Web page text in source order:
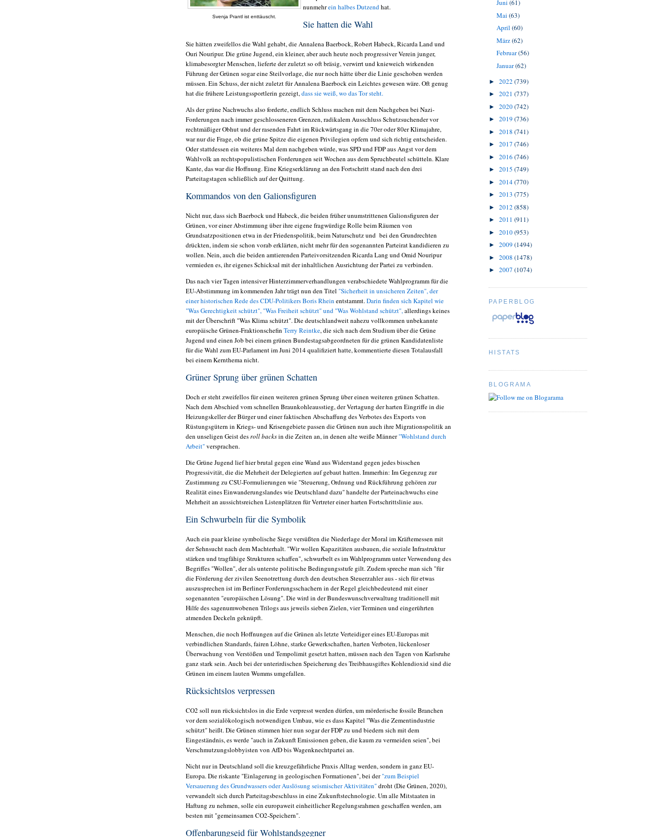
Svenja Prantl ist enttäuscht.
nunmehrein halbes Dutzend hat.
Sie hatten die Wahl
Sie hätten zweifellos die Wahl gehabt, die Annalena Baerbock, Robert Habeck, Ricarda Land und
Ouri Nouripur. Die grüne Jugend, ein kleiner, aber auch heute noch progressiver Verein junger,
klimabesorgter Menschen, lieferte der zuletzt so oft bräsig, verwirrt und knieweich wirkenden
Führung der Grünen sogar eine Steilvorlage, die nur noch hätte über die Linie geschoben werden
müssen. Ein Schuss, der nicht zuletzt für Annalena Baerbock ein Leichtes gewesen wäre. Oft genug
hat die frühere Leistungssportlerin gezeigt, dass sie weiß, wo das Tor steht.
Als der grüne Nachwuchs also forderte, endlich Schluss machen mit dem Nachgeben bei Nazi-
Forderungen nach immer geschlosseneren Grenzen, radikalem Ausschluss Schutzsuchender vor
rechtmäßiger Obhut und der rasenden Fahrt im Rückwärtsgang in die 70er oder 80er Klimajahre,
war nur die Frage, ob die grüne Spitze die eigenen Privilegien opfern und sich richtig entscheiden.
Oder stattdessen ein weiteres Mal dem nachgeben würde, was SPD und FDP aus Angst vor dem
Wahlvolk an rechtspopulistischen Forderungen seit Wochen aus dem Spruchbeutel schütteln. Klare
Kante, das war die Hoffnung. Eine Kriegserklärung an den Fortschritt stand nach den drei
Parteitagstagen schließlich auf der Quittung.
Kommandos von den Galionsfiguren
Nicht nur, dass sich Baerbock und Habeck, die beiden früher unumstrittenen Galionsfiguren der
Grünen, vor einer Abstimmung über ihre eigene fragwürdige Rolle beim Räumen von
Grundsatzpositionen etwa in der Friedenspolitik, beim Naturschutz und bei den Grundrechten
drückten, indem sie schon vorab erklärten, nicht mehr für den sogenannten Parteirat kandidieren zu
wollen. Nein, auch die beiden amtierenden Parteivorsitzenden Ricarda Lang und Omid Nouripur
vermieden es, ihr eigenes Schicksal mit der inhaltlichen Ausrichtung der Partei zu verbinden.
Das nach vier Tagen intensiver Hinterzimmerverhandlungen verabschiedete Wahlprogramm für die
EU-Abstimmung im kommenden Jahr trägt nun den Titel "Sicherheit in unsicheren Zeiten", der
einer historischen Rede des CDU-Politikers Boris Rhein entstammt. Darin finden sich Kapitel wie
"Was Gerechtigkeit schützt", "Was Freiheit schützt" und "Was Wohlstand schützt", allerdings keines
mit der Überschrift "Was Klima schützt". Die deutschlandweit nahezu vollkommen unbekannte
europäische Grünen-Fraktionschefin Terry Reintke, die sich nach dem Studium über die Grüne
Jugend und einen Job bei einem grünen Bundestagsabgeordneten für die grünen Kandidatenliste
für die Wahl zum EU-Parlament im Juni 2014 qualifiziert hatte, kommentierte diesen Totalausfall
bei einem Kernthema nicht.
Grüner Sprung über grünen Schatten
Doch er steht zweifellos für einen weiteren grünen Sprung über einen weiteren grünen Schatten.
Nach dem Abschied vom schnellen Braunkohleausstieg, der Vertagung der harten Eingriffe in die
Heizungskeller der Bürger und einer faktischen Abschaffung des Verbotes des Exports von
Rüstungsgütern in Kriegs- und Krisengebiete passen die Grünen nun auch ihre Migrationspolitik an
den unseligen Geist des roll backsin die Zeiten an, in denen alte weiße Männer"Wohlstand durch
Arbeit"versprachen.
Die Grüne Jugend lief hier brutal gegen eine Wand aus Widerstand gegen jedes bisschen
Progressivität, die die Mehrheit der Delegierten auf gebaut hatten. Immerhin: Im Gegenzug zur
Zustimmung zu CSU-Formulierungen wie "Steuerung, Ordnung und Rückführung gehören zur
Realität eines Einwanderungslandes wie Deutschland dazu" handelte der Parteinachwuchs eine
Mehrheit an aussichtsreichen Listenplätzen für Vertreter einer harten Fortschrittslinie aus.
Ein Schwurbeln für die Symbolik
Auch ein paar kleine symbolische Siege versüßten die Niederlage der Moral im Kräftemessen mit
der Sehnsucht nach dem Machterhalt. "Wir wollen Kapazitäten ausbauen, die soziale Infrastruktur
stärken und tragfähige Strukturen schaffen", schwurbelt es im Wahlprogramm unter Verwendung des
Begriffes "Wollen", der als unterste politische Bedingungsstufe gilt. Zudem spreche man sich "für
die Förderung der zivilen Seenotrettung durch den deutschen Steuerzahler aus - sich für etwas
auszusprechen ist im Berliner Forderungsschachern in der Regel gleichbedeutend mit einer
sogenannten "europäischen Lösung". Die wird in der Bundeswunschverwaltung traditionell mit
Hilfe des sagenumwobenen Trilogs aus jeweils sieben Zielen, vier Terminen und eingerührten
atmenden Deckeln geknüpft.
Menschen, die noch Hoffnungen auf die Grünen als letzte Verteidiger eines EU-Europas mit
verbindlichen Standards, fairen Löhne, starke Gewerkschaften, harten Verboten, lückenloser
Überwachung von Verstößen und Tempolimit gesetzt hatten, müssen nach den Tagen von Karlsruhe
ganz stark sein. Auch bei der unterirdischen Speicherung des Treibhausgiftes Kohlendioxid sind die
Grünen im einem lauten Wumms umgefallen.
Rücksichtslos verpressen
CO2 soll nun rücksichtslos in die Erde verpresst werden dürfen, um mörderische fossile Branchen
vor dem sozialökologisch notwendigen Umbau, wie es dass Kapitel "Was die Zementindustrie
schützt" heißt. Die Grünen stimmen hier nun sogar der FDP zu und biedern sich mit dem
Eingeständnis, es werde "auch in Zukunft Emissionen geben, die kaum zu vermeiden seien", bei
Verschmutzungslobbyisten von AfD bis Wagenknechtpartei an.
Nicht nur in Deutschland soll die kreuzgefährliche Praxis Alltag werden, sondern in ganz EU-
Europa. Die riskante "Einlagerung in geologischen Formationen", bei der"zum Beispiel
Versauerung des Grundwassers oder Auslösung seismischer Aktivitäten"droht (Die Grünen, 2020),
verwandelt sich durch Parteitagsbeschluss in eine Zukunftstechnologie. Um alle Mitstaaten in
Haftung zu nehmen, solle ein europaweit einheitlicher Regelungsrahmen geschaffen werden, am
besten mit "gemeinsamen CO2-Speichern".
Offenbarungseid für Wohlstandsgegner
Juni (61)
Mai (63)
April (60)
März(62)
Februar(56)
Januar(62)
► 2022 (739)
► 2021 (737)
► 2020(742)
► 2019 (736)
► 2018 (741)
► 2017 (746)
► 2016 (746)
► 2015 (749)
► 2014(770)
► 2013 (775)
► 2012 (858)
► 2011 (911)
► 2010(953)
► 2009 (1494)
► 2008 (1478)
► 2007 (1074)
PAPERBLOG
HISTATS
BLOGRAMA